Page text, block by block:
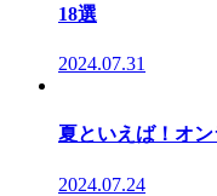
18選
2024.07.31
夏といえば！オ
2024.07.24